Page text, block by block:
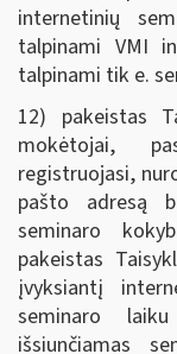
internetinių
talpinami VMI
talpinami tik e.
12) pakeistas
mokėtojai,
registruojasi,
pašto adresą
seminaro
pakeistas
įvyksiantį
seminaro
išsiunčiamas